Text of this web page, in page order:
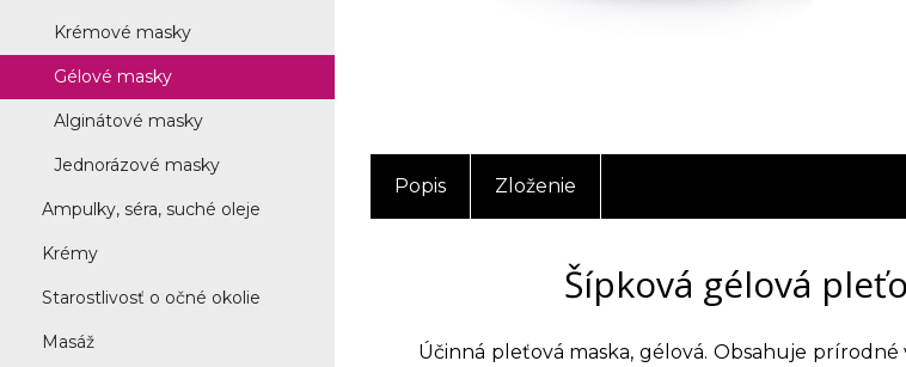
Krémové masky
Gélové masky
Alginátové masky
Jednorázové masky
Ampulky, séra, suché oleje
Krémy
Starostlivosť o očné okolie
Masáž
Popis Zloženie
Šípková gélová
Účinná pleťová maska, gélová. Obsahuje